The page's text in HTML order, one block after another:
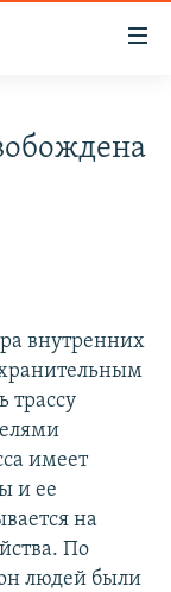
внутренних
трассу
имеет
и ее
на
По
людей были